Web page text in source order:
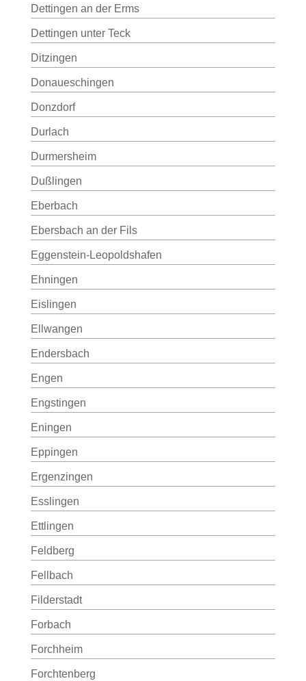
Dettingen an der Erms
Dettingen unter Teck
Ditzingen
Donaueschingen
Donzdorf
Durlach
Durmersheim
Dußlingen
Eberbach
Ebersbach an der Fils
Eggenstein-Leopoldshafen
Ehningen
Eislingen
Ellwangen
Endersbach
Engen
Engstingen
Eningen
Eppingen
Ergenzingen
Esslingen
Ettlingen
Feldberg
Fellbach
Filderstadt
Forbach
Forchheim
Forchtenberg